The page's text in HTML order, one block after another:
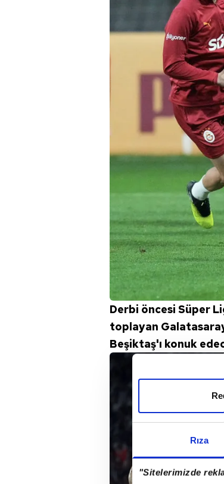
Rıza
"Sitelerimizde
Derbi öncesi Süper
toplayan
Beşiktaş'ı konuk